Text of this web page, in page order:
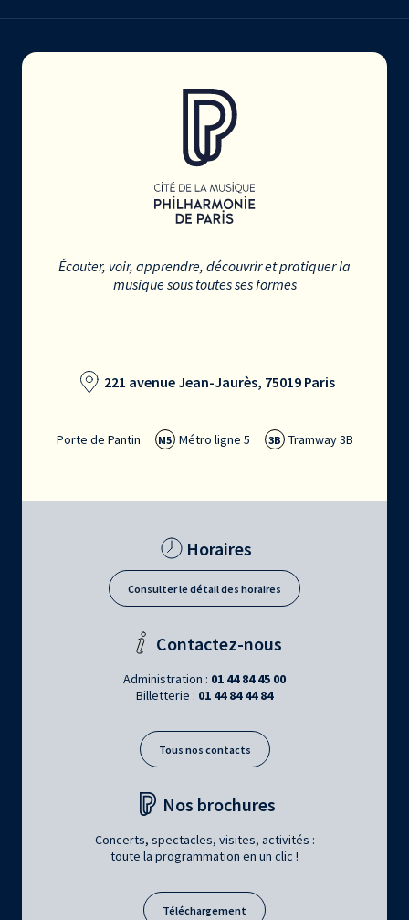
Écouter, voir, apprendre, découvrir et pratiquer la
musique sous toutes ses formes
221 avenue Jean-Jaurès, 75019 Paris
Porte de Pantin M5 Métro ligne 5 3B Tramway 3B
Horaires
Consulter le détail des horaires
Contactez-nous
Administration : 01 44 84 45 00
Billetterie : 01 44 84 44 84
Tous nos contacts
Nos brochures
Concerts, spectacles, visites, activités :
toute la programmation en un clic !
Téléchargement